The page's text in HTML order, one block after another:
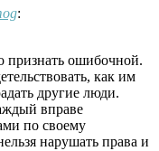
:
ошибочной.
как им
другие люди.
вправе
по своему
нарушать права и